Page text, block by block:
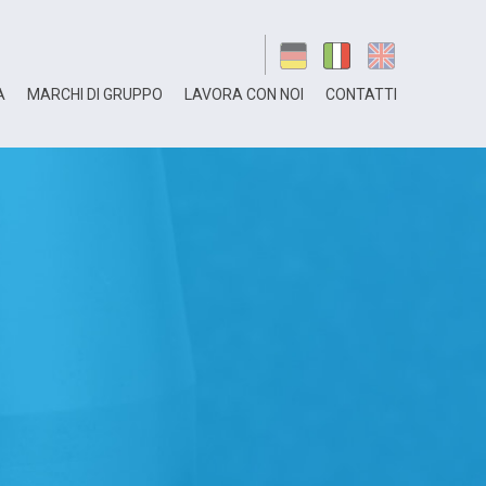
MARCHI DI GRUPPO LAVORA CON NOI CONTATTI